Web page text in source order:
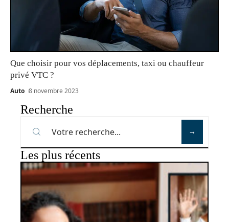
Que choisir pour vos déplacements, taxi ou chauffeur
privé VTC ?
Auto 8 novembre 2023
Recherche
Les plus récents